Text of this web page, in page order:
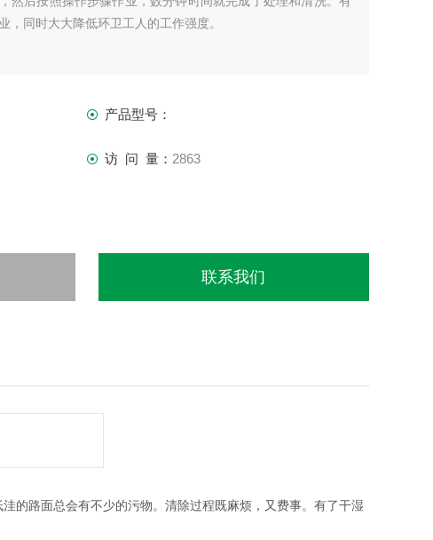
，同时大大降低环卫工人的工作强度。
产品型号：
访 问 量： 2863
联系我们
洼的路面总会有不少的污物。清除过程既麻烦，又费事。有了干湿